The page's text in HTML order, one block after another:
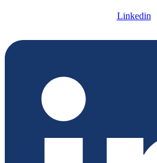
Linkedin